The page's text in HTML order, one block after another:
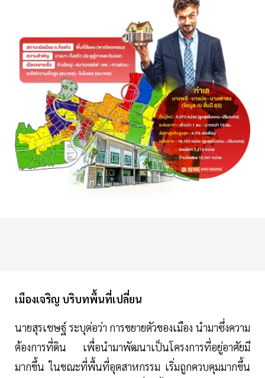
เมืองเจริญ บริบทพื้นที่เปลี่ยน
นายสุรเชษฐ์ ระบุต่อว่า การขยายตัวของเมือง นำมาซึ่งความ
ต้องการที่ดิน เพื่อนำมาพัฒนาเป็นโครงการที่อยู่อาศัยมี
มากขึ้น ในขณะที่พื้นที่อุตสาหกรรม เริ่มถูกควบคุมมากขึ้น